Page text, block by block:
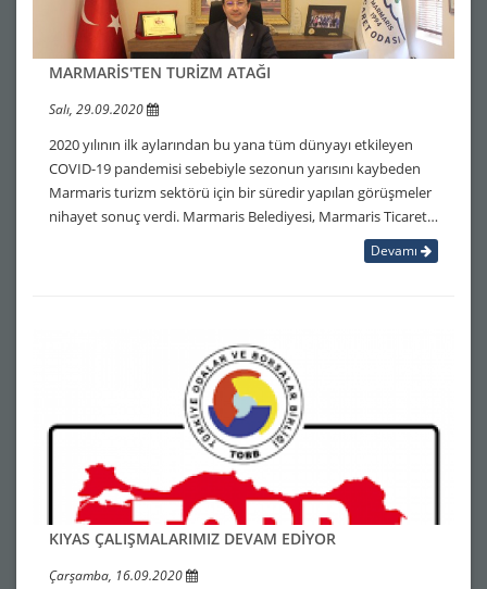
MARMARİS'TEN TURİZM ATAĞI
Salı, 29.09.2020
2020 yılının ilk aylarından bu yana tüm dünyayı etkileyen
COVID-19 pandemisi sebebiyle sezonun yarısını kaybeden
Marmaris turizm sektörü için bir süredir yapılan görüşmeler
nihayet sonuç verdi. Marmaris Belediyesi, Marmaris Ticaret…
Devamı
KIYAS ÇALIŞMALARIMIZ DEVAM EDİYOR
Çarşamba, 16.09.2020